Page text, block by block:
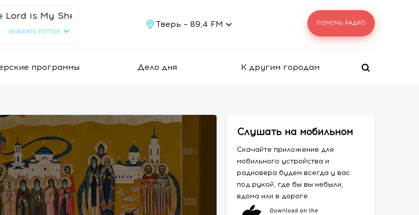
Sheppard
ВЫБРАТЬ ПОТОК
Тверь – 89,4 FM ПОМОЧЬ РАДИО
программы Дело дня К другим городам
Слушать на мобильном
Скачайте приложение для
мобильного устройства и
радиовера будем всегда у вас
под рукой, где бы вы небыли,
вдома или в дороге.